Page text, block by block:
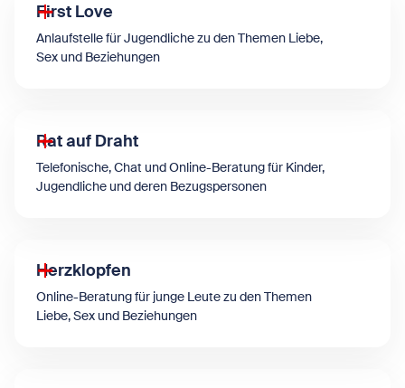
First Love
Anlaufstelle für Jugendliche zu den Themen Liebe,
Sex und Beziehungen
Rat auf Draht
Telefonische, Chat und Online-Beratung für Kinder,
Jugendliche und deren Bezugspersonen
Herzklopfen
Online-Beratung für junge Leute zu den Themen
Liebe, Sex und Beziehungen